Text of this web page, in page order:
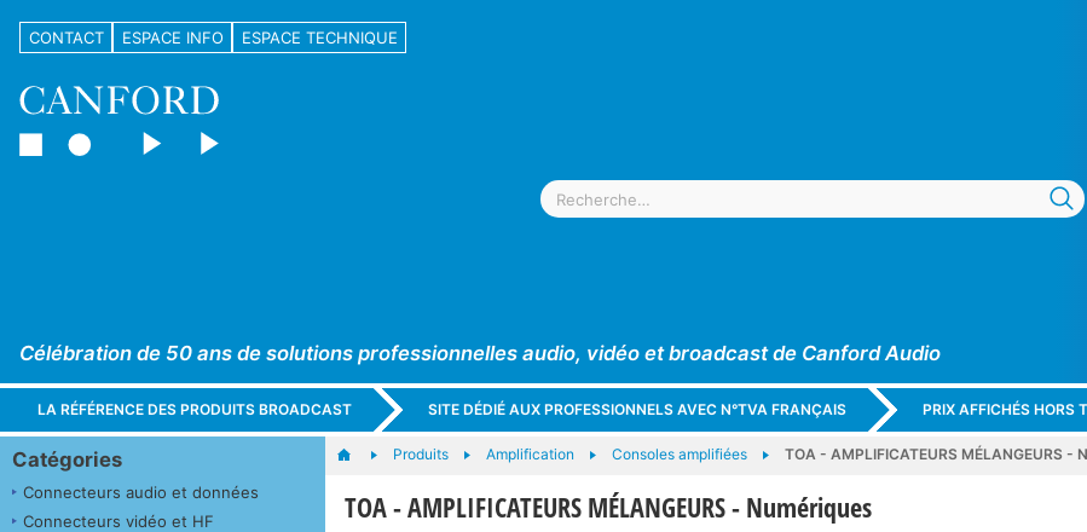
CONTACT ESPACE INFO ESPACE TECHNIQUE
Célébration de 50 ans de solutions professionnelles audio, vidéo et broadcast de Canford Audio
LA RÉFÉRENCE DES PRODUITS BROADCAST SITE DÉDIÉ AUX PROFESSIONNELS AVEC N°TVA FRANÇAIS PRIX AFFICHÉS HORS
Catégories
Connecteurs audio et données
Connecteurs vidéo et HF
Produits Amplification Consoles amplifiées TOA - AMPLIFICATEURS MÉLANGEURS -
TOA - AMPLIFICATEURS MÉLANGEURS - Numériques